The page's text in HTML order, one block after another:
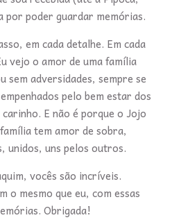
por poder guardar memórias.
em cada detalhe. Em cada
vejo o amor de uma família
sem adversidades, sempre se
pelo bem estar dos
E não é porque o Jojo
tem amor de sobra,
unidos, uns pelos outros.
vocês são incríveis.
o mesmo que eu, com essas
Obrigada!